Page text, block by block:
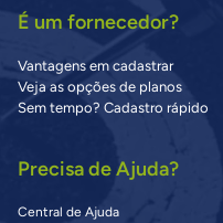
É um fornecedor?
Vantagens em cadastrar
Veja as opções de planos
Sem tempo? Cadastro rápido
Precisa de Ajuda?
Central de Ajuda